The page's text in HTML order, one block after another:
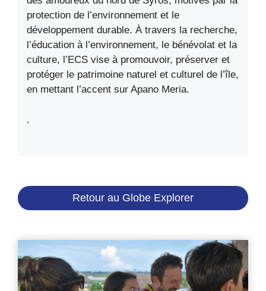
protection de l’environnement et le
développement durable. À travers la recherche,
l’éducation à l’environnement, le bénévolat et la
culture, l’ECS vise à promouvoir, préserver et
protéger le patrimoine naturel et culturel de l’île,
en mettant l’accent sur Apano Meria.
.
Retour au Globe Explorer